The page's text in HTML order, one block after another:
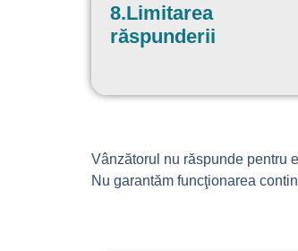
8.Limitarea
răspunderii
Vânzătorul nu răspunde pentru
Nu garantăm funcţionarea